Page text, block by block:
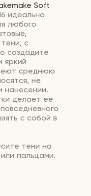
Soft
идеально
любого
с
создадите
яркий
среднюю
не
нанесении.
делает её
с собой в
тени на
пальцами.